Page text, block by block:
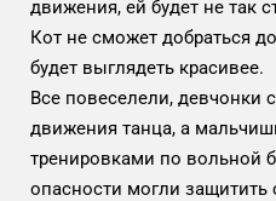
движения, ей будет не так
Кот не сможет добраться
будет выглядеть красивее.
Все повеселели, девчонки
движения танца, а
тренировками по вольной
опасности могли защитить